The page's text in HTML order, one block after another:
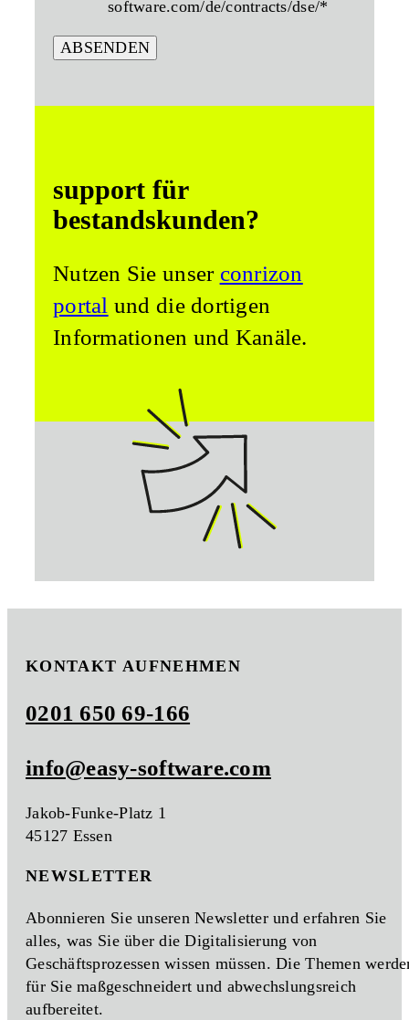
software.com/de/contracts/dse/*
support für
bestandskunden?
Nutzen Sie unser conrizon
portal und die dortigen
Informationen und Kanäle.
KONTAKT AUFNEHMEN
0201 650 69-166
info@easy-software.com
Jakob-Funke-Platz 1
45127 Essen
NEWSLETTER
Abonnieren Sie unseren Newsletter und erfahren Sie
alles, was Sie über die Digitalisierung von
Geschäftsprozessen wissen müssen. Die Themen
für Sie maßgeschneidert und abwechslungsreich
aufbereitet.